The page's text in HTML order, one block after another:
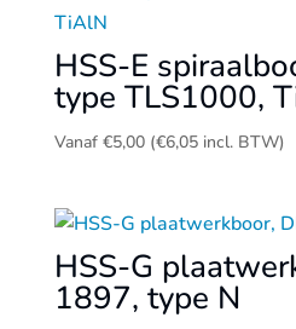
HSS-E
type TLS1000,
Vanaf €5,00 (€6,05incl. BTW)
HSS-G
1897, type N